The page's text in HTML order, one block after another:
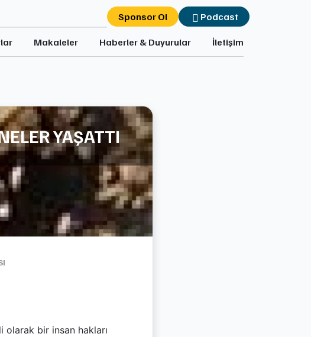
Sponsor Ol Podcast
Makaleler Haberler & Duyurular İletişim
YAŞATTI
olarak bir insan hakları